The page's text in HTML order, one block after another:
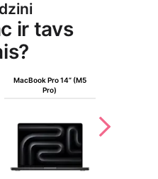
ir tavs
MacBook Pro 14” (M5
Pro)